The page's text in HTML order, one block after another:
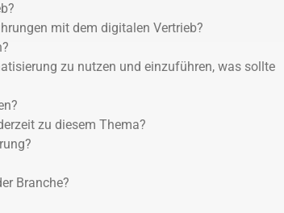
mit dem digitalen Vertrieb?
zu nutzen und einzuführen, was sollte
zu diesem Thema?
Branche?